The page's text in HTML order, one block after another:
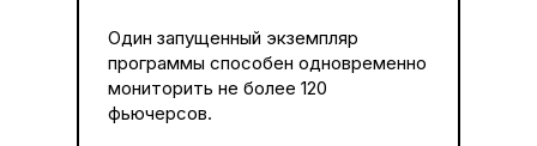
Один запущенный экземпляр
программы способен одновременно
мониторить не более 120
фьючерсов.